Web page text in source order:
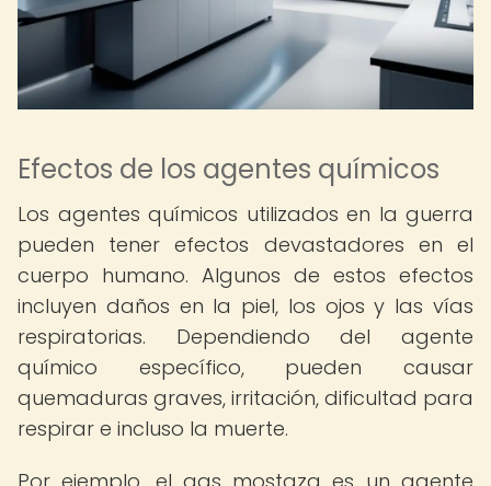
Efectos de los agentes químicos
Los agentes químicos utilizados en la guerra
pueden tener efectos devastadores en el
cuerpo humano. Algunos de estos efectos
incluyen daños en la piel, los ojos y las vías
respiratorias. Dependiendo del agente
químico específico, pueden causar
quemaduras graves, irritación, dificultad para
respirar e incluso la muerte.